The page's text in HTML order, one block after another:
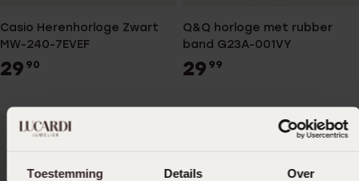
Toestemming Details Over
Casio Herenhorloge Zwart
MW-240-7EVEF
29 90
Q&Q horloge met rubber
band G23A-001VY
29 99